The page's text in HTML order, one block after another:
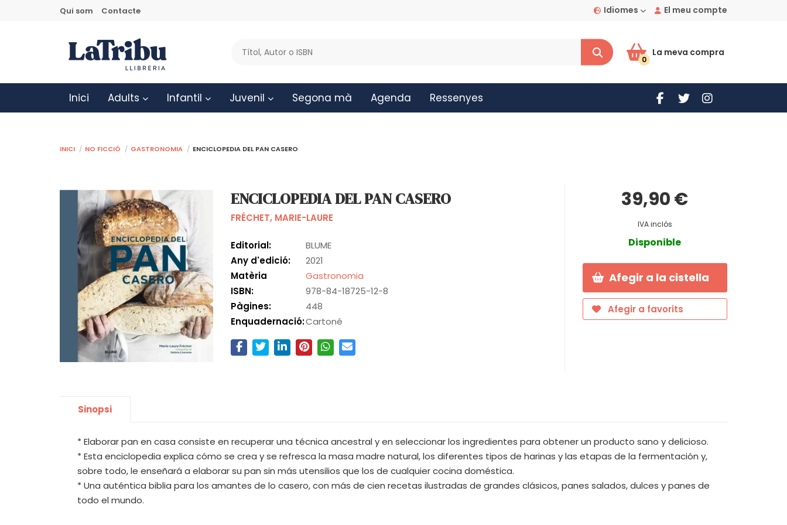
El meu compte
Idiomes
Qui som Contacte
La meva compra
0
Inici Adults Infantil Juvenil Segona mà Agenda Ressenyes
Inici No ficció Gastronomia ENCICLOPEDIA DEL PAN CASERO
ENCICLOPEDIA DEL PAN CASERO
FRÉCHET, MARIE-LAURE
Editorial:
BLUME
Any d'edició:
2021
Matèria
Gastronomia
ISBN:
978-84-18725-12-8
Pàgines:
448
Enquadernació:Cartoné
39,90 €
IVA inclós
Disponible
Afegir a la cistella
Afegir a favorits
Sinopsi
* Elaborar pan en casa consiste en recuperar una técnica ancestral y en seleccionar los ingredientes para obtener un producto sano y delicioso.
* Esta enciclopedia explica cómo se crea y se refresca la masa madre natural, los diferentes tipos de harinas y las etapas de la fermentación y,
sobre todo, le enseñará a elaborar su pan sin más utensilios que los de cualquier cocina doméstica.
* Una auténtica biblia para los amantes de lo casero, con más de cien recetas ilustradas de grandes clásicos, panes salados, dulces y panes de
todo el mundo.